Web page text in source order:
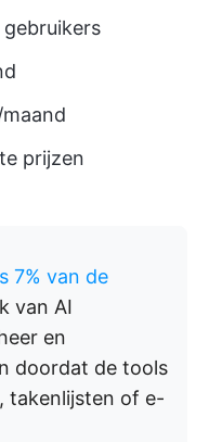
prijzen
7% van de
van AI
en
doordat de tools
takenlijsten of e-